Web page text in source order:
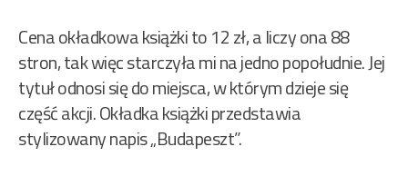
Cena okładkowa książki to 12 zł, a liczy ona 88
stron, tak więc starczyła mi na jedno popołudnie. Jej
tytuł odnosi się do miejsca, w którym dzieje się
część akcji. Okładka książki przedstawia
stylizowany napis „Budapeszt”.